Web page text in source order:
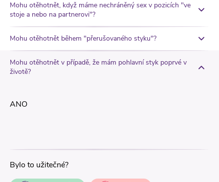
Mohu otěhotnět, když máme nechráněný sex v pozicích "ve
stoje a nebo na partnerovi"?
Mohu otěhotnět během "přerušovaného styku"?
Mohu otěhotnět v případě, že mám pohlavní styk poprvé v
životě?
ANO
Bylo to užitečné?